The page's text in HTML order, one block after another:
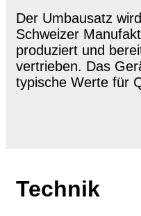
Der Umbausatz
Schweizer
produziert und
vertrieben. Das
typische Werte für
Technik